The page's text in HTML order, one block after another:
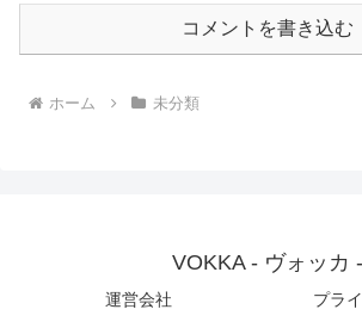
コメントを書き込む
ホーム 未分類
VOKKA - ヴォッカ -
運営会社 プラ